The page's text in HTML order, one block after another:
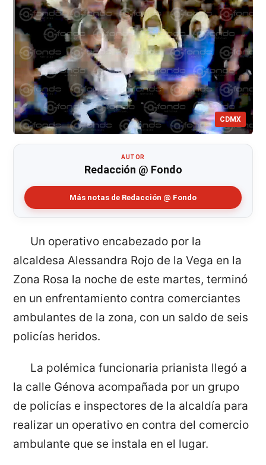
CDMX
AUTOR
Redacción @ Fondo
Más notas de Redacción @ Fondo
Un operativo encabezado por la
alcaldesa Alessandra Rojo de la Vega en la
Zona Rosa la noche de este martes, terminó
en un enfrentamiento contra comerciantes
ambulantes de la zona, con un saldo de seis
policías heridos.
La polémica funcionaria prianista llegó a
la calle Génova acompañada por un grupo
de policías e inspectores de la alcaldía para
realizar un operativo en contra del comercio
ambulante que se instala en el lugar.